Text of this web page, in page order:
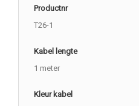
Productnr
T26-1
Kabel lengte
1 meter
Kleur kabel